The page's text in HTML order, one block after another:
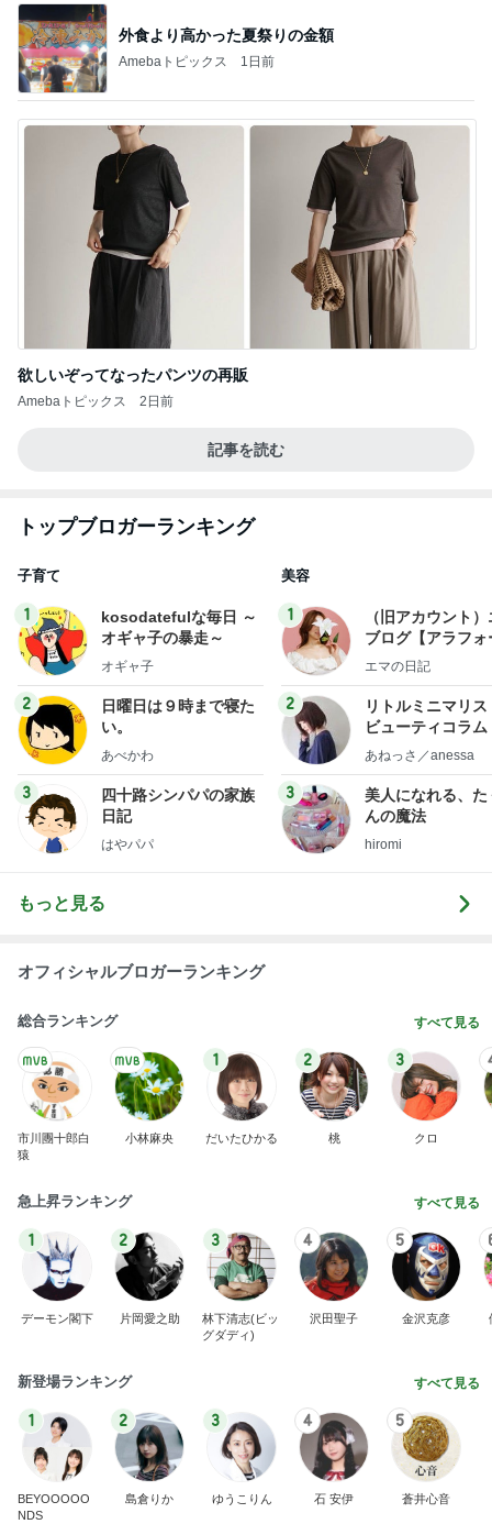
外食より高かった夏祭りの金額
Amebaトピックス 1日前
欲しいぞってなったパンツの再販
Amebaトピックス 2日前
記事を読む
トップブロガーランキング
子育て
1
kosodatefulな毎日 ～
オギャ子の暴走～
オギャ子
2
日曜日は９時まで寝た
い。
あべかわ
3
四十路シンパパの家族
日記
はやパパ
美容
1
（旧アカウント
ブログ【アラフォ
社売却セカンドラ
エマの日記
2
リトルミニマリス
ビューティコラ
little
あねっさ／anessa
3
美人になれる、た
んの魔法
hiromi
もっと見る
オフィシャルブロガーランキング
総合ランキング すべて見る
市川團十郎白
猿
小林麻央
1
だいたひかる
2
桃
3
クロ
急上昇ランキング すべて見る
1
デーモン閣下
2
片岡愛之助
3
林下清志(ビッ
グダディ)
4
沢田聖子
5
金沢克彦
新登場ランキング すべて見る
1
BEYOOOOO
NDS
2
島倉りか
3
ゆうこりん
4
石 安伊
5
蒼井心音